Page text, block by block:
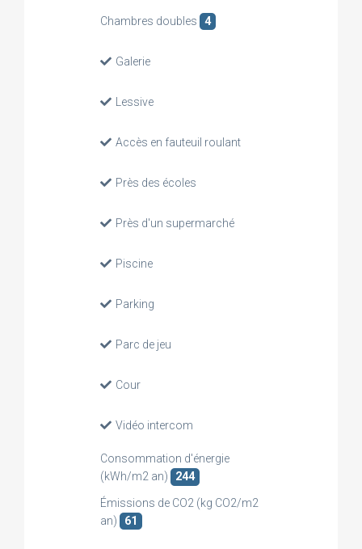
Chambres doubles 4
Galerie
Lessive
Accès en fauteuil roulant
Près des écoles
Près d'un supermarché
Piscine
Parking
Parc de jeu
Cour
Vidéo intercom
Consommation d'énergie
(kWh/m2 an)
244
Émissions de CO2 (kg CO2/m2
an)
61